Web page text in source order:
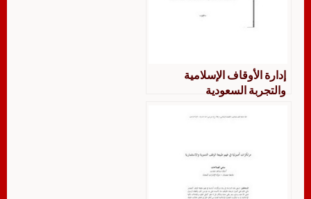
إدارة الأوقاف الإسلامية
والتجربة السعودية